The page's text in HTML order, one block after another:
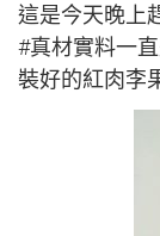
這是今天晚上
#真材實料一直
裝好的紅肉李